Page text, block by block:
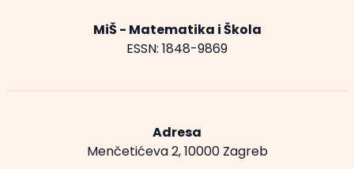
MiŠ - Matematika i Škola
ESSN: 1848-9869
Adresa
Menčetićeva 2, 10000 Zagreb